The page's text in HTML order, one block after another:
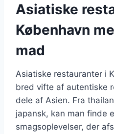
Asiatiske
København
mad
Asiatiske restauranter i
bred vifte af autentiske
dele af Asien. Fra
japansk, kan man finde
smagsoplevelser, der